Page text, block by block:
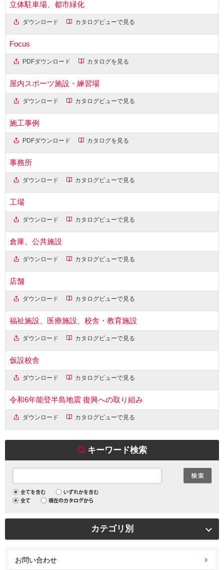
立体駐車場、都市緑化
ダウンロード カタログビューで見る
Focus
PDFダウンロード カタログを見る
屋内スポーツ施設・練習場
ダウンロード カタログビューで見る
施工事例
PDFダウンロード カタログを見る
事務所
ダウンロード カタログビューで見る
工場
ダウンロード カタログビューで見る
倉庫、公共施設
ダウンロード カタログビューで見る
店舗
ダウンロード カタログビューで見る
福祉施設、医療施設、校舎・教育施設
ダウンロード カタログビューで見る
仮設校舎
ダウンロード カタログビューで見る
令和6年能登半島地震 復興への取り組み
ダウンロード カタログビューで見る
キーワード検索
カテゴリ別
お問い合わせ